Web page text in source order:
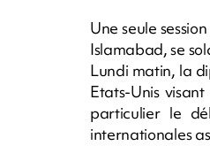
Une seule
Islamabad, se
Lundi matin, la
Etats-Unis
particulier le
internationales